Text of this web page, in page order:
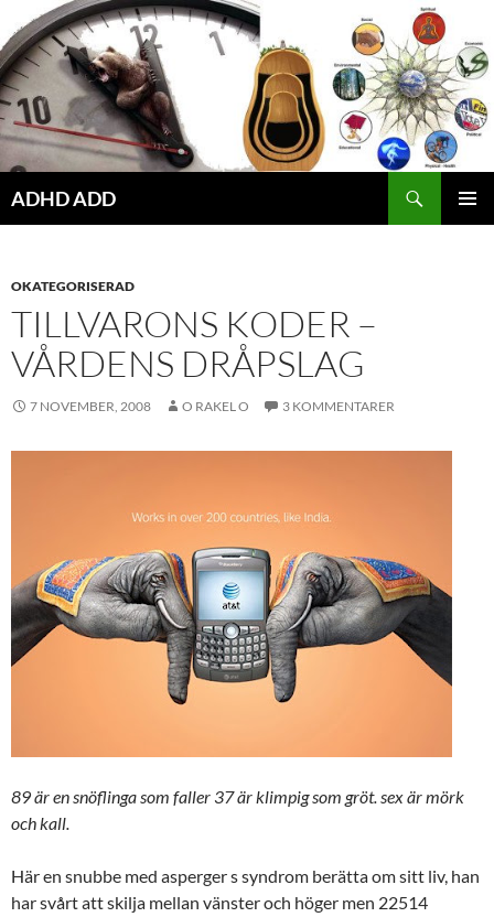
Hoppa
till
innehåll
ADHD ADD
OKATEGORISERAD
TILLVARONS KODER –
VÅRDENS DRÅPSLAG
7 NOVEMBER, 2008 O RAKEL O 3 KOMMENTARER
89 är en snöflinga som faller 37 är klimpig som gröt. sex är mörk
och kall.
Här en snubbe med asperger s syndrom berätta om sitt liv, han
har svårt att skilja mellan vänster och höger men 22514